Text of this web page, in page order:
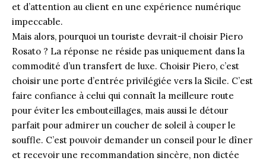
et d’attention au client en une expérience numérique
impeccable.
Mais alors, pourquoi un touriste devrait-il choisir Piero
Rosato ? La réponse ne réside pas uniquement dans la
commodité d’un transfert de luxe. Choisir Piero, c’est
choisir une porte d’entrée privilégiée vers la Sicile. C’est
faire confiance à celui qui connaît la meilleure route
pour éviter les embouteillages, mais aussi le détour
parfait pour admirer un coucher de soleil à couper le
souffle. C’est pouvoir demander un conseil pour le dîner
et recevoir une recommandation sincère, non dictée